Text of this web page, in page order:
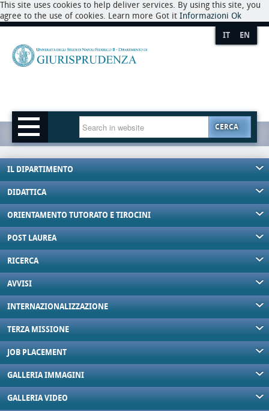
This site uses cookies to help deliver services. By using this site, you
agree to the use of cookies. Learn more Got it Informazioni Ok
IT EN
CERCA
IL DIPARTIMENTO
DIDATTICA
ORIENTAMENTO TUTORATO E TIROCINI
POST LAUREA
RICERCA
AVVISI
INTERNAZIONALIZZAZIONE
TERZA MISSIONE
JOB PLACEMENT
GALLERIA IMMAGINI
GALLERIA VIDEO